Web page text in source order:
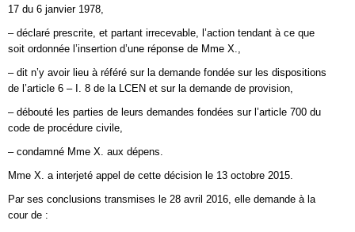
17 du 6 janvier 1978,
– déclaré prescrite, et partant irrecevable, l’action tendant à ce que
soit ordonnée l’insertion d’une réponse de Mme X.,
– dit n’y avoir lieu à référé sur la demande fondée sur les dispositions
de l’article 6 – I. 8 de la LCEN et sur la demande de provision,
– débouté les parties de leurs demandes fondées sur l’article 700 du
code de procédure civile,
– condamné Mme X. aux dépens.
Mme X. a interjeté appel de cette décision le 13 octobre 2015.
Par ses conclusions transmises le 28 avril 2016, elle demande à la
cour de :